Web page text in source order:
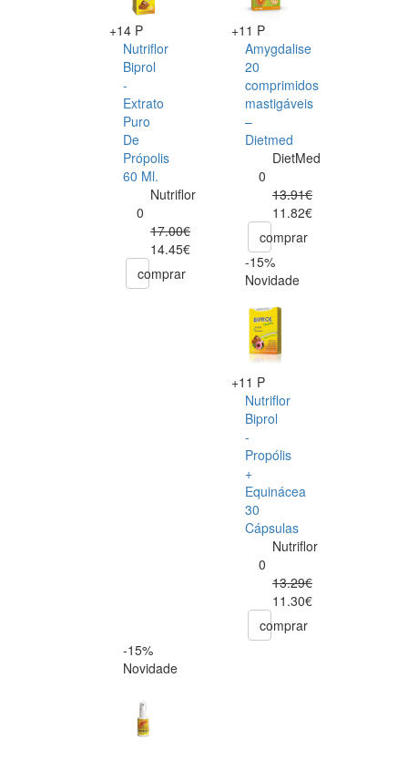
+14 P
Nutriflor
Biprol
-
Extrato
Puro
De
Própolis
60 Ml.
Nutriflor
0
17.00€
14.45€
comprar
+11 P
Amygdalise
20
comprimidos
mastigáveis
–
Dietmed
DietMed
0
13.91€
11.82€
comprar
-15%
Novidade
+11 P
Nutriflor
Biprol
-
Propólis
+
Equinácea
30
Cápsulas
Nutriflor
0
13.29€
11.30€
comprar
-15%
Novidade